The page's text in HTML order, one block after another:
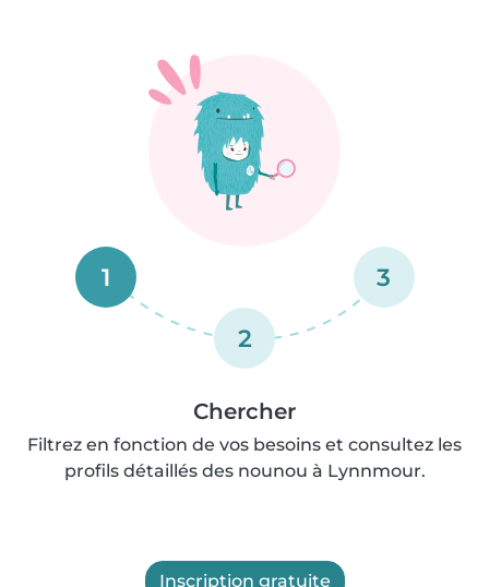
1
2
3
Chercher
Filtrez en fonction de vos besoins et consultez les
profils détaillés des nounou à Lynnmour.
Inscription gratuite